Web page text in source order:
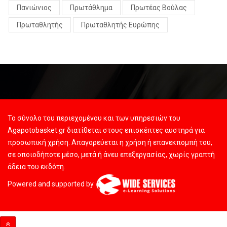
Πανιώνιος Πρωτάθλημα Πρωτέας Βούλας
Πρωταθλητής Πρωταθλητής Ευρώπης
Το σύνολο του περιεχομένου και των υπηρεσιών του
Agapotobasket.gr διατίθεται στους επισκέπτες αυστηρά για
προσωπική χρήση. Απαγορεύεται η χρήση ή επανεκπομπή του,
σε οποιοδήποτε μέσο, μετά ή άνευ επεξεργασίας, χωρίς γραπτή
άδεια του εκδότη.
Powered and supported by